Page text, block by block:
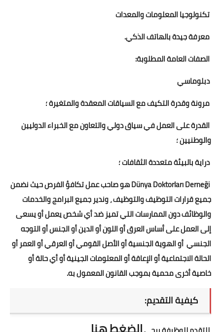
تكنولوجيا المعلومات والمعدات
معرفة جيدة بالهاتف الذكي.
الصفات العامة المطلوبة:
دبلوماسي
مرونة وقدرة التكيف مع السياقات المعقدة والمتغيرة ؛
القدرة على العمل في سياق دولي والتعاون مع الخبراء الدوليين
والوطنيين ؛
دراية بالبيئة متعددة الثقافات ؛
Dünya Doktorları Derneği هو صاحب عمل تكافؤ الفرص حيث نضمن
جميع قرارات التوظيف والتوظيف ، وندير جميع البرامج والخدمات
والوظائف دون الممارسات التي تميز ضد أي شخص يعمل أو يسعى
إلى العمل على أساس العرق أو اللون أو الدين أو الجنس أو التوجه
الجنسي أو الهوية الجنسية أو الأصل القومي أو العرقي أو العمر أو
الحالة الاجتماعية أو الإعاقة أو المعلومات الجينية أو أي حالة أو
خاصية أخرى محمية بموجب القانون المعمول به.
كيفية التقديم: